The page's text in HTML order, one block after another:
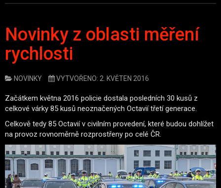
Novinky z oblasti měření
rychlosti
NOVINKY VYTVOŘENO: 2. KVĚTEN 2016
Začátkem května 2016 policie dostala posledních 30 kusů z
celkové várky 85 kusů neoznačených Octavií třetí generace.
Celkově tedy 85 Octavií v civilním provedení, které budou dohlížet
na provoz rovnoměrně rozprostřeny po celé ČR.